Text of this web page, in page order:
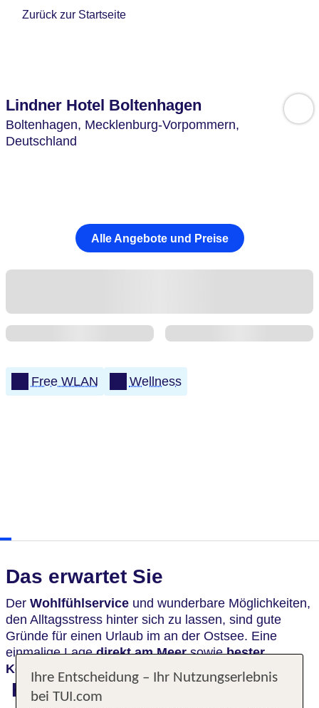
Zurück zur Startseite
Lindner Hotel Boltenhagen
Boltenhagen, Mecklenburg-Vorpommern,
Deutschland
Alle Angebote und Preise
Free WLAN Wellness
Das erwartet Sie
Der Wohlfühlservice und wunderbare Möglichkeiten,
den Alltagsstress hinter sich zu lassen, sind gute
Gründe für einen Urlaub im an der Ostsee. Eine
einmalige Lagedirekt am Meersowiebester
Komfort
erwarten Sie.
Highlights
Ihre Entscheidung – Ihr Nutzungserlebnis
bei TUI.com